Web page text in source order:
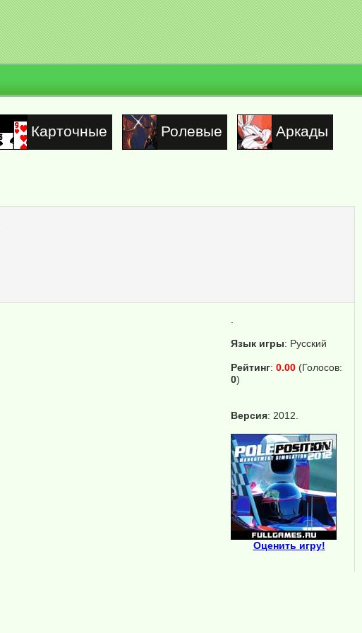
Карточные Ролевые Аркады
Язык игры: Русский
Рейтинг: 0.00 (Голосов:
0)
Версия: 2012.
Оценить игру!